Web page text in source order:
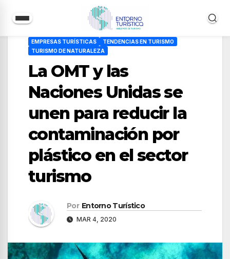
EMPRESAS TURÍSTICAS
TENDENCIAS EN TURISMO
TURISMO DE NATURALEZA
La OMT y las
Naciones Unidas se
unen para reducir la
contaminación por
plástico en el sector
turismo
Por Entorno Turístico
MAR 4, 2020